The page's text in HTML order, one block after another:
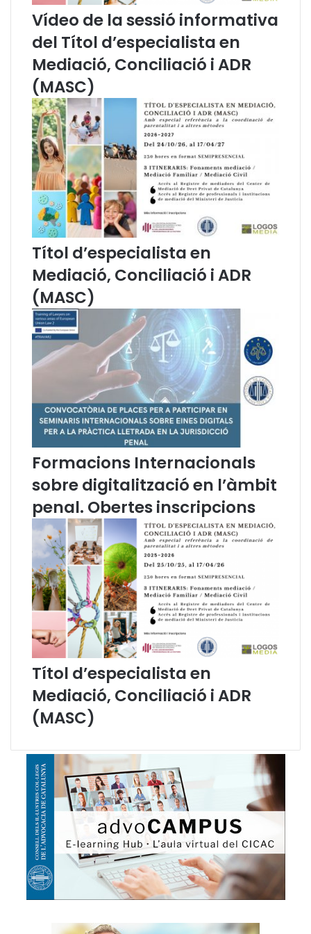
l
d
e
e
s
P
e
r
s
o
n
e
s
a
m
b
D
i
s
c
a
p
c
a
t
.
r
m
a
r
p
t
d
e
l
a
D
e
l
e
g
a
c
’
a
c
o
m
p
a
n
y
a
m
e
n
t
a
l
r
e
t
o
d
e
n
s
o
a
d
D
D
H
Vídeo de la sessió informativa
del Títol d’especialista en
Mediació, Conciliació i ADR
(MASC)
Títol d’especialista en
Mediació, Conciliació i ADR
(MASC)
Formacions Internacionals
sobre digitalització en l’àmbit
penal. Obertes inscripcions
Títol d’especialista en
Mediació, Conciliació i ADR
(MASC)